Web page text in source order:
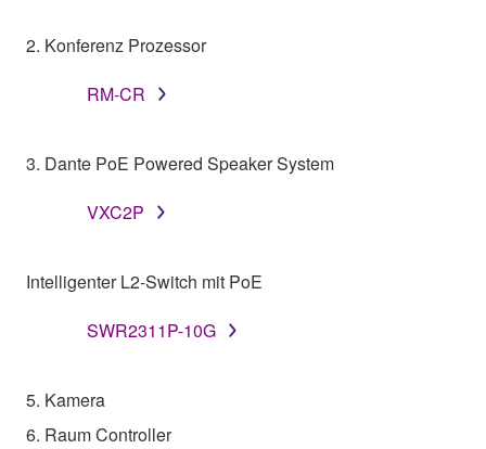
2. Konferenz Prozessor
RM-CR
3. Dante PoE Powered Speaker System
VXC2P
Intelligenter L2-Switch mit PoE
SWR2311P-10G
5. Kamera
6. Raum Controller